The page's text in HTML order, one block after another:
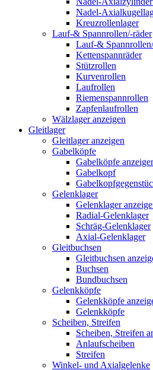
Nadel-
Kreuzrollenlager
Lauf-& Spannrollen/-räder
Lauf-&
Kettenspannräder
Stützrollen
Kurvenrollen
Laufrollen
Riemenspannrollen
Zapfenlaufrollen
Wälzlager anzeigen
Gleitlager
Gleitlager anzeigen
Gabelköpfe
Gabelköpfe
Gabelkopf
Gelenklager
Gelenklager
Radial-Gelenklager
Schräg-Gelenklager
Axial-Gelenklager
Gleitbuchsen
Gleitbuchsen
Buchsen
Bundbuchsen
Gelenkköpfe
Gelenkköpfe
Gelenkköpfe
Scheiben, Streifen
Scheiben, Streifen
Anlaufscheiben
Streifen
Winkel- und Axialgelenke